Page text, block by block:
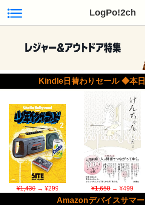
LogPo!2ch
Kindle日替わりセール ◆本
¥1,430→ ¥299 ¥1,650→ ¥499
Amazonデバイスサマ